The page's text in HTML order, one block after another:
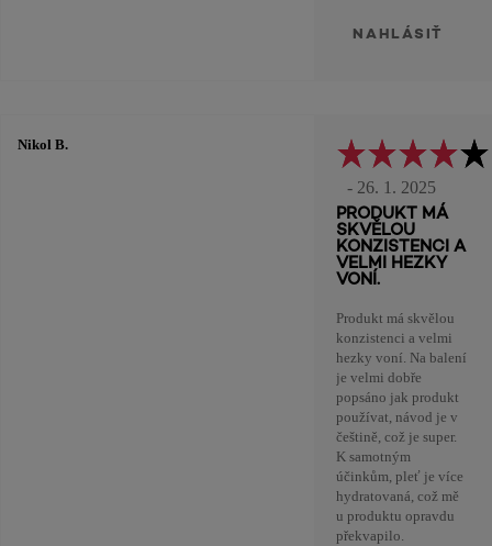
NAHLÁSIŤ
Nikol B.
- 26. 1. 2025
PRODUKT MÁ
SKVĚLOU
KONZISTENCI A
VELMI HEZKY
VONÍ.
Produkt má skvělou
konzistenci a velmi
hezky voní. Na balení
je velmi dobře
popsáno jak produkt
používat, návod je v
češtině, což je super.
K samotným
účinkům, pleť je více
hydratovaná, což mě
u produktu opravdu
překvapilo.